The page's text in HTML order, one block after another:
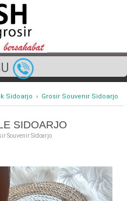
Sidoarjo › Grosir Souvenir Sidoarjo
SIDOARJO
Souvenir Sidoarjo